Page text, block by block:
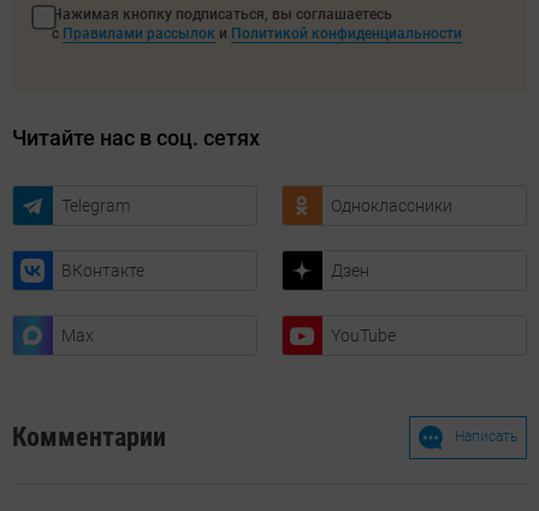
Нажимая кнопку подписаться, вы соглашаетесь
с Правилами рассылок и Политикой конфиденциальности
Читайте нас в соц. сетях
Telegram Одноклассники
ВКонтакте Дзен
Max YouTube
Комментарии Написать